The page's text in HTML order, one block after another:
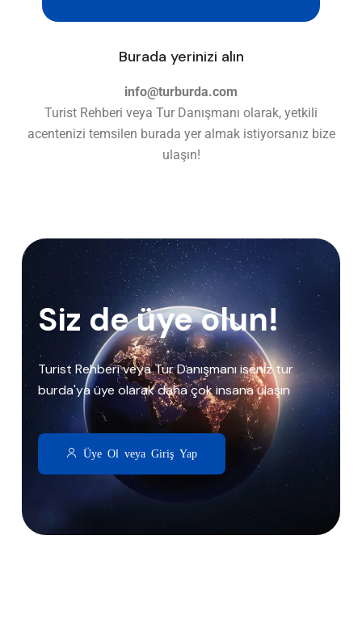
Burada yerinizi alın
info@turburda.com
Turist Rehberi veya Tur Danışmanı olarak, yetkili
acentenizi temsilen burada yer almak istiyorsanız bize
ulaşın!
Siz de üye olun!
Turist Rehberi veya Tur Danışmanı iseniz tur
burda'ya üye olarak daha çok insana ulaşın
Üye Ol veya Giriş Yap